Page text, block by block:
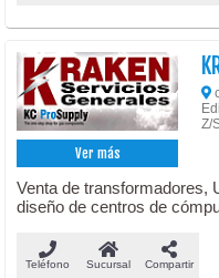
Ver más
Z/
Venta de transformadores,
diseño de centros de
Teléfono Sucursal Compartir